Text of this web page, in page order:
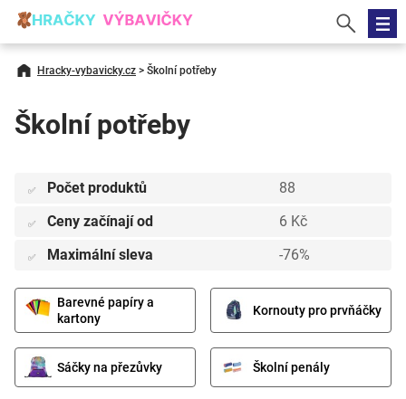
Hracky-vybavicky.cz > Školní potřeby
Školní potřeby
✅ Počet produktů 88
✅ Ceny začínají od 6 Kč
✅ Maximální sleva -76%
Barevné papíry a
kartony
Kornouty pro prvňáčky
Sáčky na přezůvky Školní penály